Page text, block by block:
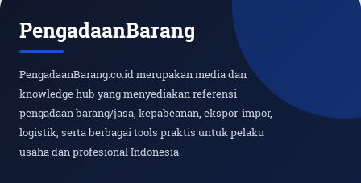
PengadaanBarang
PengadaanBarang.co.id merupakan media dan
knowledge hub yang menyediakan referensi
pengadaan barang/jasa, kepabeanan, ekspor-impor,
logistik, serta berbagai tools praktis untuk pelaku
usaha dan profesional Indonesia.